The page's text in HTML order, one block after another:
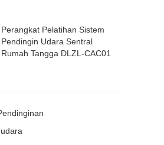
Perangkat Pelatihan Sistem
Pendingin Udara Sentral
Rumah Tangga DLZL-CAC01